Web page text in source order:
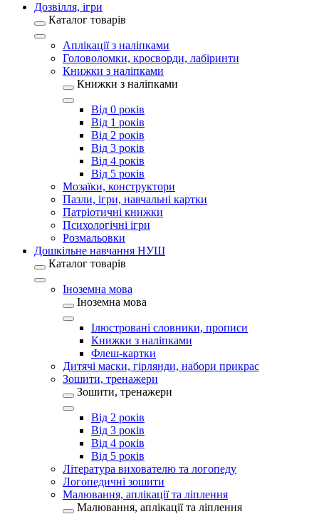
Дозвілля, ігри
Каталог товарів
Аплікації з наліпками
Головоломки, кросворди, лабіринти
Книжки з наліпками
Книжки з наліпками
Від 0 років
Від 1 років
Від 2 років
Від 3 років
Від 4 років
Від 5 років
Мозаїки, конструктори
Пазли, ігри, навчальні картки
Патріотичні книжки
Психологічні ігри
Розмальовки
Дошкільне навчання НУШ
Каталог товарів
Іноземна мова
Іноземна мова
Ілюстровані словники, прописи
Книжки з наліпками
Флеш-картки
Дитячі маски, гірлянди, набори прикрас
Зошити, тренажери
Зошити, тренажери
Від 2 років
Від 3 років
Від 4 років
Від 5 років
Література вихователю та логопеду
Логопедичні зошити
Малювання, аплікації та ліплення
Малювання, аплікації та ліплення